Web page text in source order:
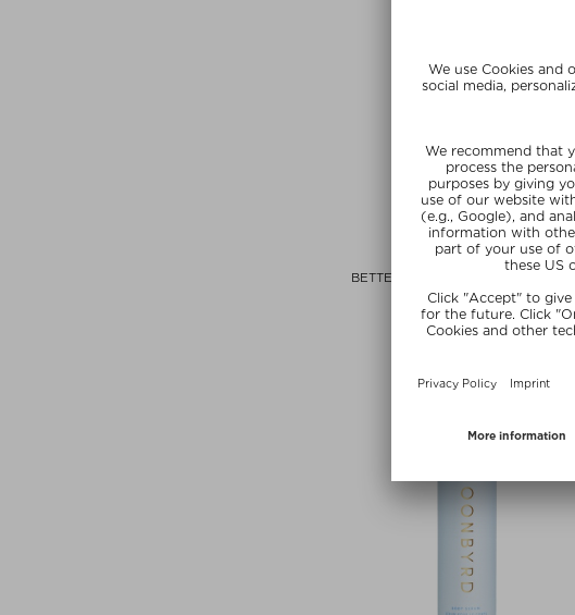
DR. EMI ARPA SKIN
BETTER BALM CERAMIDE LIP CARE
Balsam do ust
zł 127,00 / 12 ml